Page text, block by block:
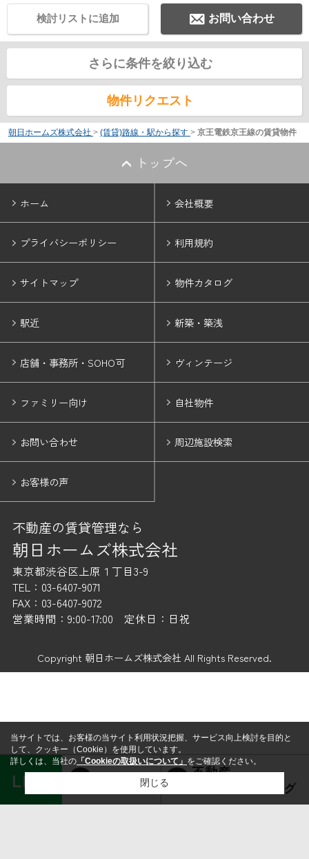
お問い合わせ
検討リストに追加
さらに条件を絞り込む
物件リクエスト
朝日ホームズ株式会社 > (賃貸)路線・駅から探す > 京王電鉄京王線の賃貸物件
トップへ
ホーム 会社概要
プライバシーポリシー 利用規約
サイトマップ 物件カタログ
駅近 新築・築浅
店舗・事務所・SOHO可 ヴィンテージ
ファミリー向け 自社物件
お問い合わせ 周辺施設検索
お客様の声
不動産の賃貸管理なら
朝日ホームズ株式会社
東京都渋谷区上原１丁目3-9
TEL：03-6407-9071
FAX：03-6407-9072
営業時間：9:00-17:00 定休日：日祝
Copyright 朝日ホームズ株式会社 All Rights Reserved.
LINE 賃貸経営
不動産
コンサルティング
当サイトでは、お客様の当サイト利用状況把握、サービス向上検討を目的と
して、クッキー（Cookie）を使用しています。
詳しくは、当社の 「Cookieの取扱いについて」 をご確認ください。
閉じる